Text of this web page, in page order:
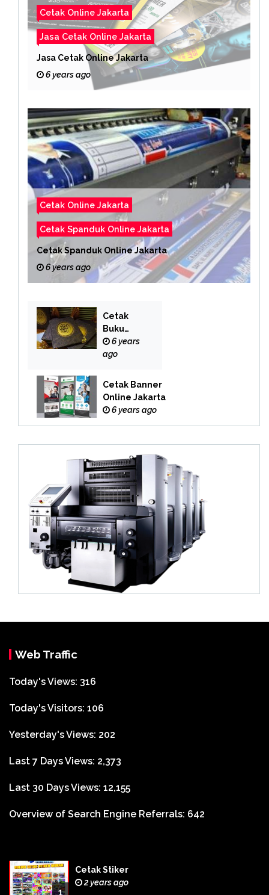
Cetak Online Jakarta
Jasa Cetak Online Jakarta
Jasa Cetak Online Jakarta
6 years ago
Cetak Online Jakarta
Cetak Spanduk Online Jakarta
Cetak Spanduk Online Jakarta
6 years ago
Cetak
Buku
Yasin
Online
6 years
ago
Cetak Banner
Online Jakarta
6 years ago
Web Traffic
Today's Views: 316
Today's Visitors: 106
Yesterday's Views: 202
Last 7 Days Views: 2,373
Last 30 Days Views: 12,155
Overview of Search Engine Referrals: 642
1
Cetak Stiker
2 years ago